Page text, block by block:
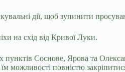
дії, щоб зупинити
на схід від Кривої Луки.
Соснове, Ярова та
можливості повністю